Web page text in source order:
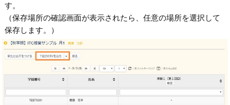
す。
（保存場所の確認画面が表示されたら、任意の場所を選択して
保存します。）